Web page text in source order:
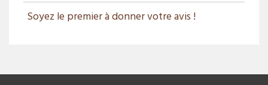
Soyez le premier à donner votre avis !